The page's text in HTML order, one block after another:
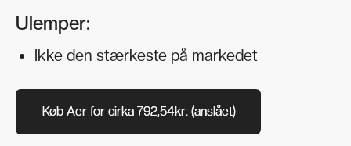
Ulemper:
Ikke den stærkeste på markedet
Køb Aer for cirka 792,54kr. (anslået)
Køb Aer for cirka 792,54kr. (anslået)